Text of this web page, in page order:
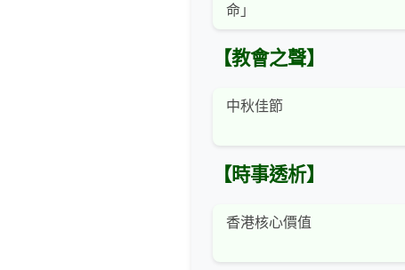
命」
【教會之聲】
中秋佳節
【時事透析】
香港核心價值